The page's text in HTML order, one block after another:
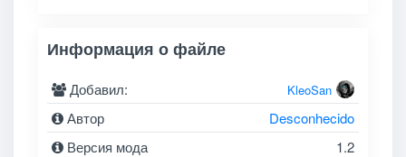
Информация о файле
Добавил: KleoSan
Автор
Desconhecido
Версия мода
1.2